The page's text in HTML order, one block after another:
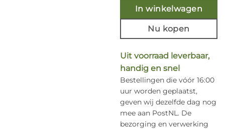
In winkelwagen
Nu kopen
Uit voorraad leverbaar,
handig en snel
Bestellingen die vóór 16:00
uur worden geplaatst,
geven wij dezelfde dag nog
mee aan PostNL. De
bezorging en verwerking